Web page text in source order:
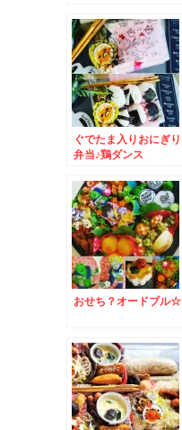
ぐでたま入りおにぎり
弁当♪鶏ダンス
おせち？オードブル☆